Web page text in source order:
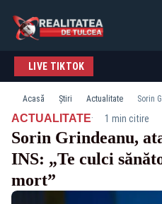
LIVE TIKTOK
Acasă Știri Actualitate
ACTUALITATE· 1 min citire
Sorin Grindeanu,
INS: „Te culci
mort”